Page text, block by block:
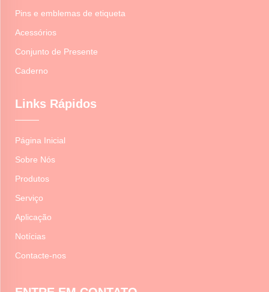
Pins e emblemas de etiqueta
Acessórios
Conjunto de Presente
Caderno
Links Rápidos
Página Inicial
Sobre Nós
Produtos
Serviço
Aplicação
Notícias
Contacte-nos